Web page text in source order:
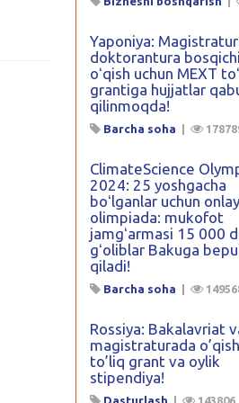
Yaponiya:
doktorantura
oʻqish uchun MEXT
grantiga hujjatlar
qilinmoqda!
Barcha soha
ClimateScience
2024: 25 yoshgacha
boʻlganlar uchun
olimpiada: mukofot
jamgʻarmasi 15 000
gʻoliblar Bakuga
qiladi!
Barcha soha
Rossiya: Bakalavriat
magistraturada
to’liq grant va oylik
stipendiya!
Dasturlash 143806